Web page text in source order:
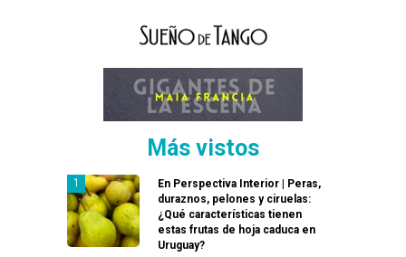
Más vistos
En Perspectiva Interior | Peras,
duraznos, pelones y ciruelas:
¿Qué características tienen
estas frutas de hoja caduca en
Uruguay?